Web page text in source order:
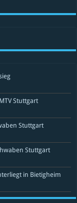
Stuttgart
Stuttgart
Stuttgart
in Bietigheim